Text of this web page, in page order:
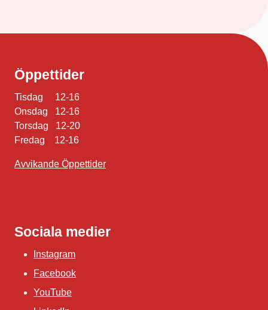
Öppettider
Tisdag 12-16
Onsdag 12-16
Torsdag 12-20
Fredag 12-16
Avvikande Öppettider
Sociala medier
Instagram
Facebook
YouTube